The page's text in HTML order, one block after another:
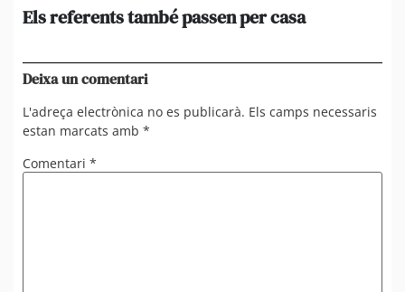
Els referents també passen per casa
Deixa un comentari
L'adreça electrònica no es publicarà. Els camps necessaris
estan marcats amb *
Comentari *